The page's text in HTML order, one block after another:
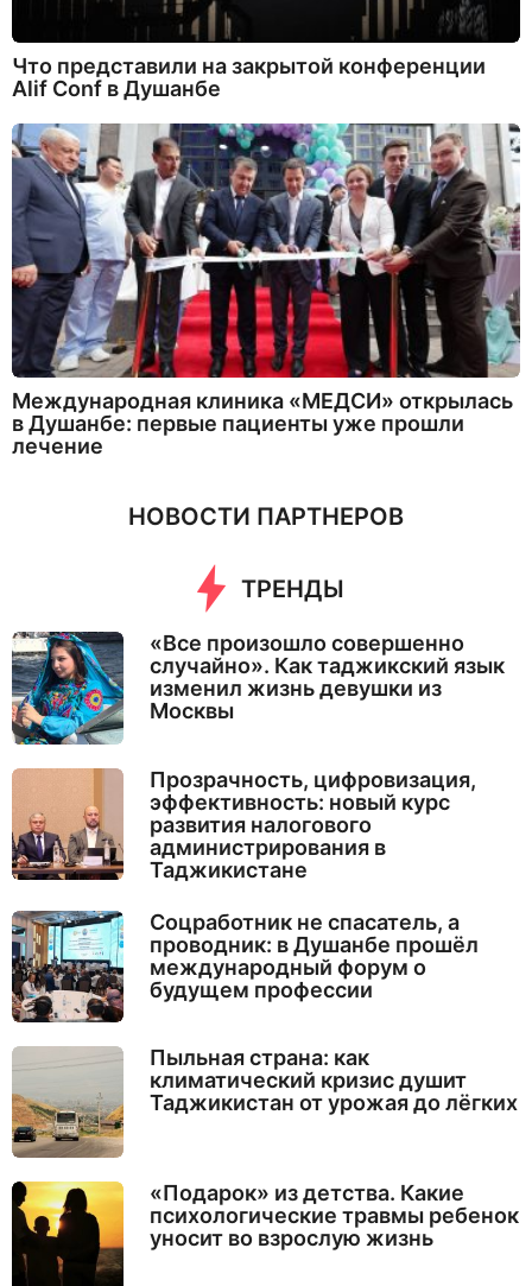
Что представили на закрытой конференции
Alif Conf в Душанбе
Международная клиника «МЕДСИ» открылась
в Душанбе: первые пациенты уже прошли
лечение
НОВОСТИ ПАРТНЕРОВ
ТРЕНДЫ
«Все произошло совершенно
случайно». Как таджикский язык
изменил жизнь девушки из
Москвы
Прозрачность, цифровизация,
эффективность: новый курс
развития налогового
администрирования в
Таджикистане
Соцработник не спасатель, а
проводник: в Душанбе прошёл
международный форум о
будущем профессии
Пыльная страна: как
климатический кризис душит
Таджикистан от урожая до лёгких
«Подарок» из детства. Какие
психологические травмы ребенок
уносит во взрослую жизнь